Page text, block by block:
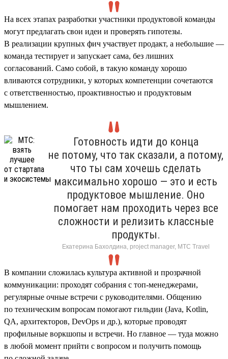
На всех этапах разработки участники продуктовой команды
могут предлагать свои идеи и проверять гипотезы.
В реализации крупных фич участвует продакт, а небольшие —
команда тестирует и запускает сама, без лишних
согласований. Само собой, в такую команду хорошо
вливаются сотрудники, у которых компетенции сочетаются
с ответственностью, проактивностью и продуктовым
мышлением.
Готовность идти до конца
не потому, что так сказали, а потому,
что ты сам хочешь сделать
максимально хорошо — это и есть
продуктовое мышление. Оно
помогает нам проходить через все
сложности и релизить классные
продукты.
Екатерина Бахолдина, project manager, МТС Travel
В компании сложилась культура активной и прозрачной
коммуникации: проходят собрания с топ-менеджерами,
регулярные очные встречи с руководителями. Общению
по техническим вопросам помогают гильдии (Java, Kotlin,
QA, архитекторов, DevOps и др.), которые проводят
профильные воркшопы и встречи. Но главное — туда можно
в любой момент прийти с вопросом и получить помощь